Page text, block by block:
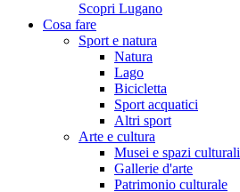
Scopri Lugano
Cosa fare
Sport e natura
Natura
Lago
Bicicletta
Sport acquatici
Altri sport
Arte e cultura
Musei e spazi culturali
Gallerie d'arte
Patrimonio culturale